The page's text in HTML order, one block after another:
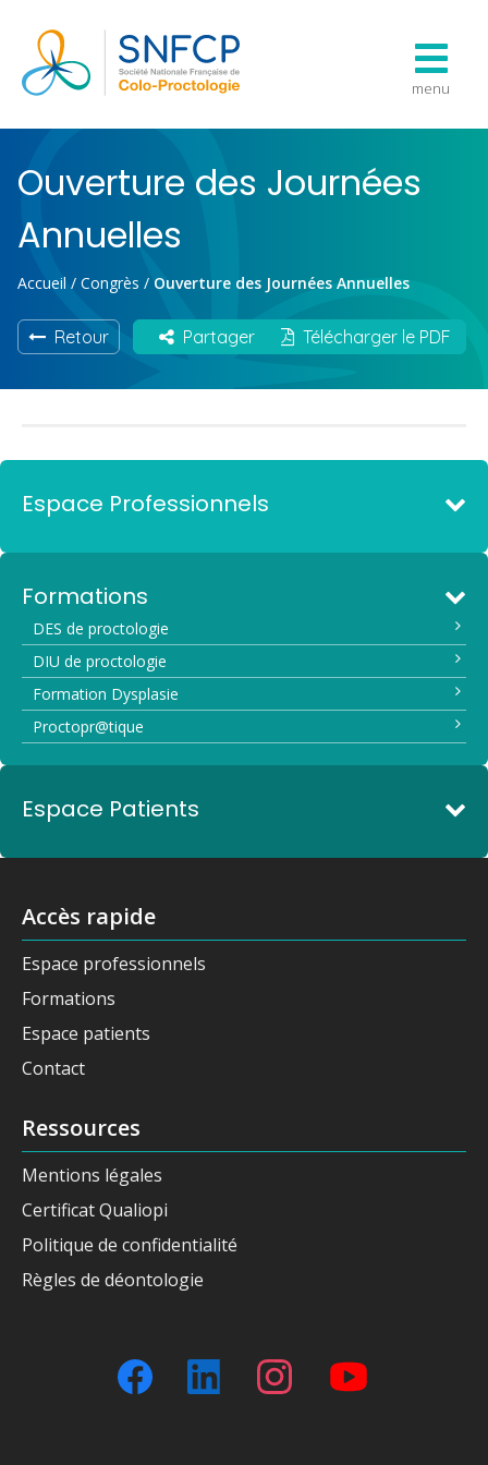
menu
Ouverture des Journées
Annuelles
Accueil / Congrès / Ouverture des Journées Annuelles
Retour Partager Télécharger le PDF
Espace Professionnels
Formations
DES de proctologie
DIU de proctologie
Formation Dysplasie
Proctopr@tique
Espace Patients
Accès rapide
Espace professionnels
Formations
Espace patients
Contact
Ressources
Mentions légales
Certificat Qualiopi
Politique de confidentialité
Règles de déontologie